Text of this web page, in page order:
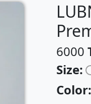
6000
Size:
Color: